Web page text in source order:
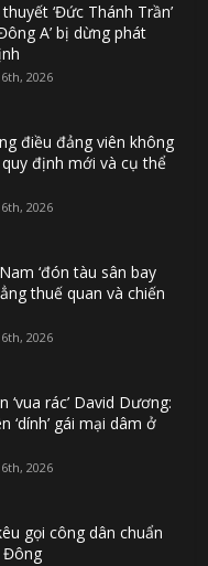
‘Đức Thánh Trần’
A’ bị dừng phát
2026
điều đảng viên không
định mới và cụ thể
2026
‘đón tàu sân bay
thuế quan và chiến
2026
‘vua rác’ David Dương:
‘dính’ gái mại dâm ở
2026
gọi công dân chuẩn
Đông